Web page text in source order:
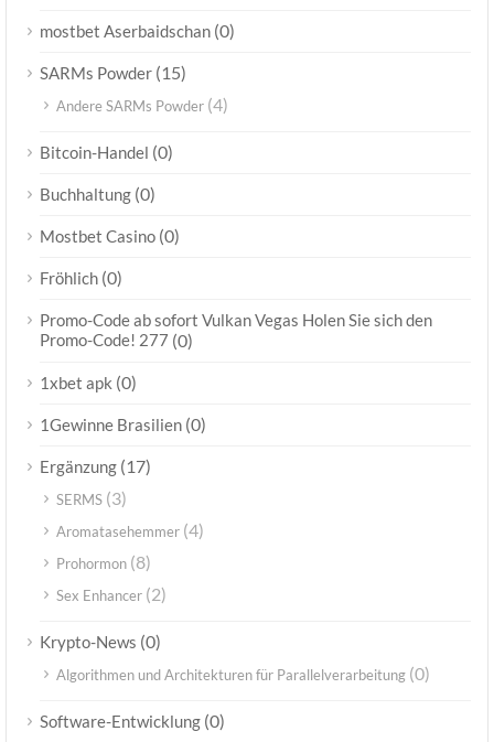
mostbet Aserbaidschan (0)
SARMs Powder (15)
Andere SARMs Powder (4)
Bitcoin-Handel (0)
Buchhaltung (0)
Mostbet Casino (0)
Fröhlich (0)
Promo-Code ab sofort Vulkan Vegas Holen Sie sich den
Promo-Code! 277 (0)
1xbet apk (0)
1Gewinne Brasilien (0)
Ergänzung (17)
SERMS (3)
Aromatasehemmer (4)
Prohormon (8)
Sex Enhancer (2)
Krypto-News (0)
Algorithmen und Architekturen für Parallelverarbeitung (0)
Software-Entwicklung (0)